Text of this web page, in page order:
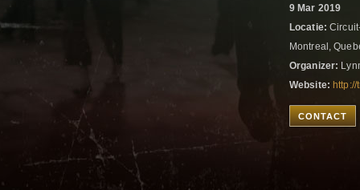
9 Mar 2019
Locatie:
Montreal,
Organizer:
Website:
CONTACT